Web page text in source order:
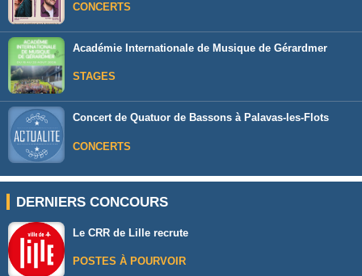
CONCERTS
Académie Internationale de Musique de Gérardmer
STAGES
Concert de Quatuor de Bassons à Palavas-les-Flots
CONCERTS
DERNIERS CONCOURS
Le CRR de Lille recrute
POSTES À POURVOIR